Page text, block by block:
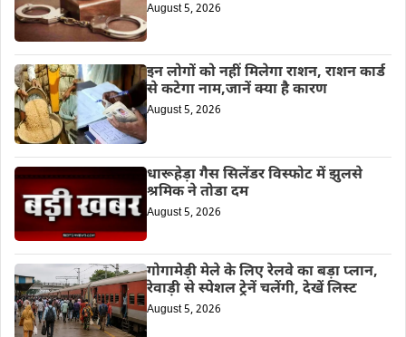
August 5, 2026
इन लोगों को नहीं मिलेगा राशन, राशन कार्ड
से कटेगा नाम,जानें क्या है कारण
August 5, 2026
धारूहेड़ा गैस सिलेंडर विस्फोट में झुलसे
श्रमिक ने तोडा दम
August 5, 2026
गोगामेड़ी मेले के लिए रेलवे का बड़ा प्लान,
रेवाड़ी से स्पेशल ट्रेनें चलेंगी, देखें लिस्ट
August 5, 2026